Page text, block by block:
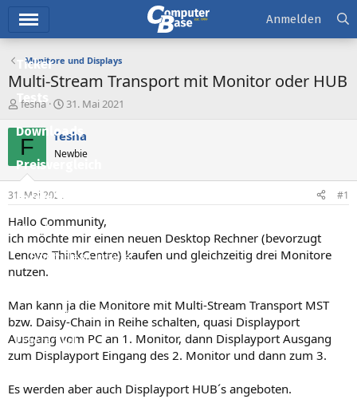
Ticker
Tests
Downloads
Preisvergleich
Forum
Aktuelles
Empfohlene Inhalte
Neueste Aktivitäten
Leserartikel
Anmelden
Monitore und Displays
Multi-Stream Transport mit Monitor oder HUB
E
s
e
e
r
fesha
E
s
e
t
a
31. Mai 2021
F fesha
Newbie
31. Mai 2021 #1
Hallo Community,
ich möchte mir einen neuen Desktop Rechner (bevorzugt
Lenovo ThinkCentre) kaufen und gleichzeitig drei Monitore
nutzen.
Man kann ja die Monitore mit Multi-Stream Transport MST
bzw. Daisy-Chain in Reihe schalten, quasi Displayport
Ausgang vom PC an 1. Monitor, dann Displayport Ausgang
zum Displayport Eingang des 2. Monitor und dann zum 3.
Es werden aber auch Displayport HUB´s angeboten.